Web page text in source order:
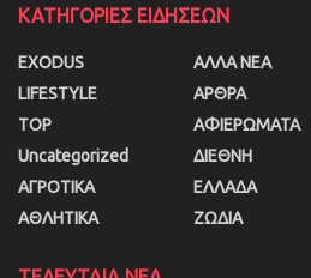
ΚΑΤΗΓΟΡΙΕΣ ΕΙΔΗΣΕΩΝ
EXODUS
LIFESTYLE
TOP
Uncategorized
ΑΓΡΟΤΙΚΑ
ΑΘΛΗΤΙΚΑ
ΑΛΛΑ ΝΕΑ
ΑΡΘΡΑ
ΑΦΙΕΡΩΜΑΤΑ
ΔΙΕΘΝΗ
ΕΛΛΑΔΑ
ΖΩΔΙΑ